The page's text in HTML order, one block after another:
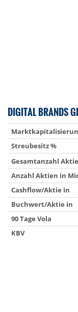
DIGITAL BRANDS
Streubesitz %
Gesamtanzahl
Anzahl Aktien in
Cashflow/Aktie in
Buchwert/Aktie in
90 Tage Vola
KBV